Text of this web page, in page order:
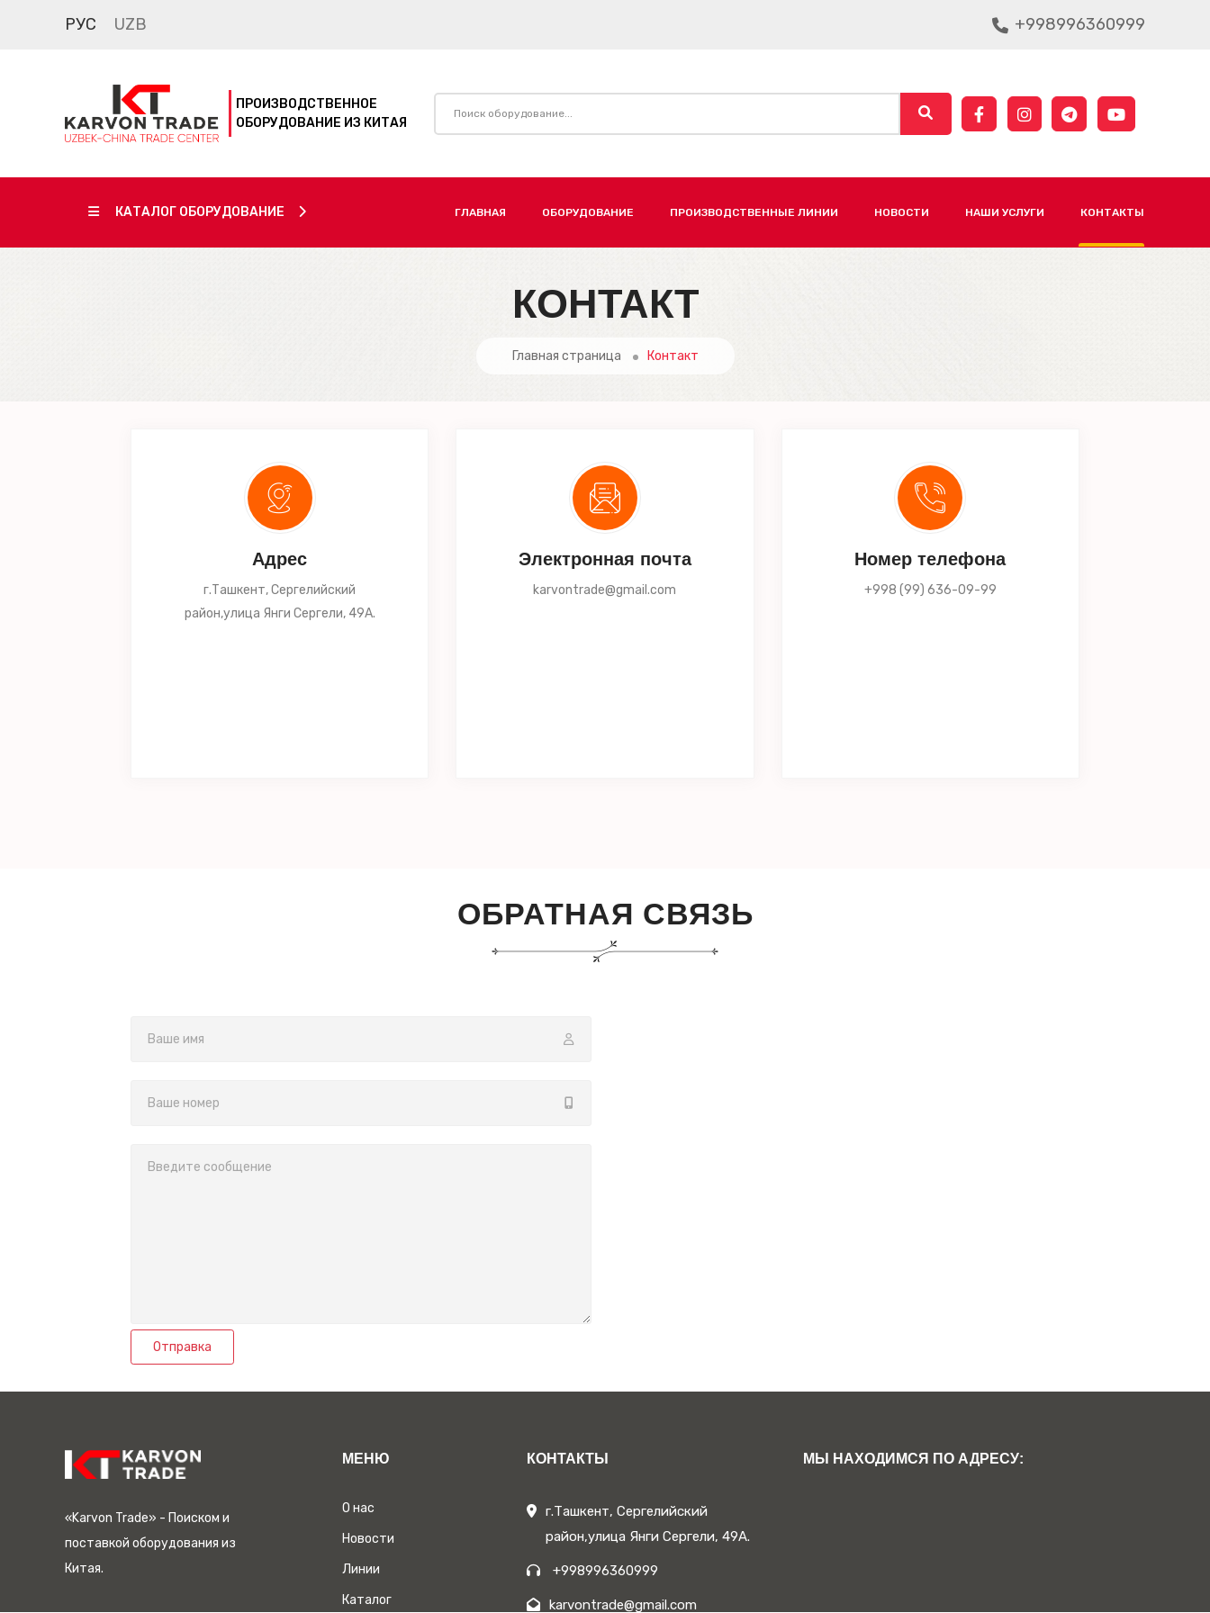
РУС UZB +998996360999
ПРОИЗВОДСТВЕННОЕ
ОБОРУДОВАНИЕ ИЗ КИТАЯ
КАТАЛОГ ОБОРУДОВАНИЕ ГЛАВНАЯ ОБОРУДОВАНИЕ ПРОИЗВОДСТВЕННЫЕ ЛИНИИ НОВОСТИ НАШИ УСЛУГИ КОНТАКТЫ
КОНТАКТ
Главная страница Контакт
Адрес
г.Ташкент, Сергелийский
район,улица Янги Сергели, 49А.
Электронная почта
karvontrade@gmail.com
Номер телефона
+998 (99) 636-09-99
ОБРАТНАЯ СВЯЗЬ
Отправка
«Karvon Trade» - Поиском и
поставкой оборудования из
Китая.
МЕНЮ
О нас
Новости
Линии
Каталог
КОНТАКТЫ
г.Ташкент, Сергелийский
район,улица Янги Сергели, 49А.
+998996360999
karvontrade@gmail.com
МЫ НАХОДИМСЯ ПО АДРЕСУ: